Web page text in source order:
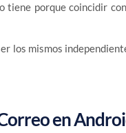
tiene porque coincidir
los mismos
en